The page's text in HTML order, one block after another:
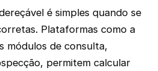
é simples quando se
Plataformas como a
módulos de consulta,
permitem calcular